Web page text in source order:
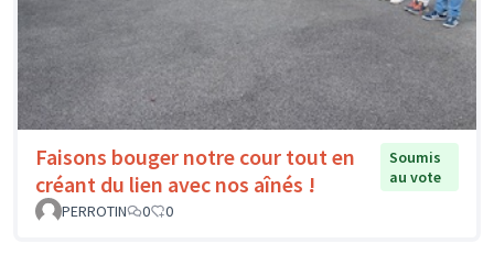
Faisons bouger notre cour tout en
créant du lien avec nos aînés !
Soumis
au vote
PERROTIN
0 0